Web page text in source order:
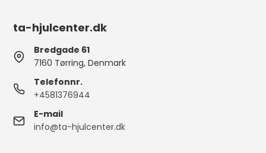
ta-hjulcenter.dk
Bredgade 61
7160 Tørring, Denmark
Telefonnr.
+4581376944
E-mail
info@ta-hjulcenter.dk